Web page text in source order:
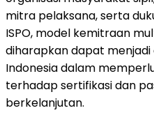
mitra pelaksana, serta
ISPO, model kemitraan
diharapkan dapat
Indonesia dalam
terhadap sertifikasi dan
berkelanjutan.